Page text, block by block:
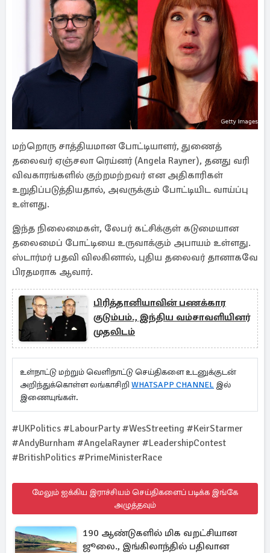
மற்றொரு சாத்தியமான போட்டியாளர், துணைத்
தலைவர் ஏஞ்சலா ரெய்னர் (Angela Rayner), தனது வரி
விவகாரங்களில் குற்றமற்றவர் என அதிகாரிகள்
உறுதிப்படுத்தியதால், அவருக்கும் போட்டியிட வாய்ப்பு
உள்ளது.
இந்த நிலைமைகள், லேபர் கட்சிக்குள் கடுமையான
தலைமைப் போட்டியை உருவாக்கும் அபாயம் உள்ளது.
ஸ்டார்மர் பதவி விலகினால், புதிய தலைவர் தானாகவே
பிரதமராக ஆவார்.
பிரித்தானியாவின் பணக்கார
குடும்பம்., இந்திய வம்சாவளியினர்
முதலிடம்
உள்நாட்டு மற்றும் வெளிநாட்டு செய்திகளை உடனுக்குடன்
அறிந்துக்கொள்ள லங்காசிறி WHATSAPP CHANNEL இல்
இணையுங்கள்.
#UKPolitics #LabourParty #WesStreeting #KeirStarmer
#AndyBurnham #AngelaRayner #LeadershipContest
#BritishPolitics #PrimeMinisterRace
மேலும் ஐக்கிய இராச்சியம் செய்திகளைப் படிக்க இங்கே
அழுத்தவும்
190 ஆண்டுகளில் மிக வறட்சியான
ஜூலை., இங்கிலாந்தில் பதிவான